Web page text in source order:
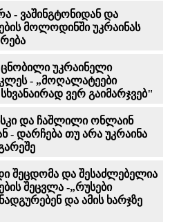
- ვაშინგტონიდან და
მოლოდინში უკრაინას
უკრაინელი
- „მოღალატეები
ვერ გაიმარჯვებ"
და ჩაშლილი ონლაინ
- დარჩება თუ არა უკრაინა
შეცდომა და შესაძლებელია
შეცვლა -„რუსები
და ამის ხარჯზე